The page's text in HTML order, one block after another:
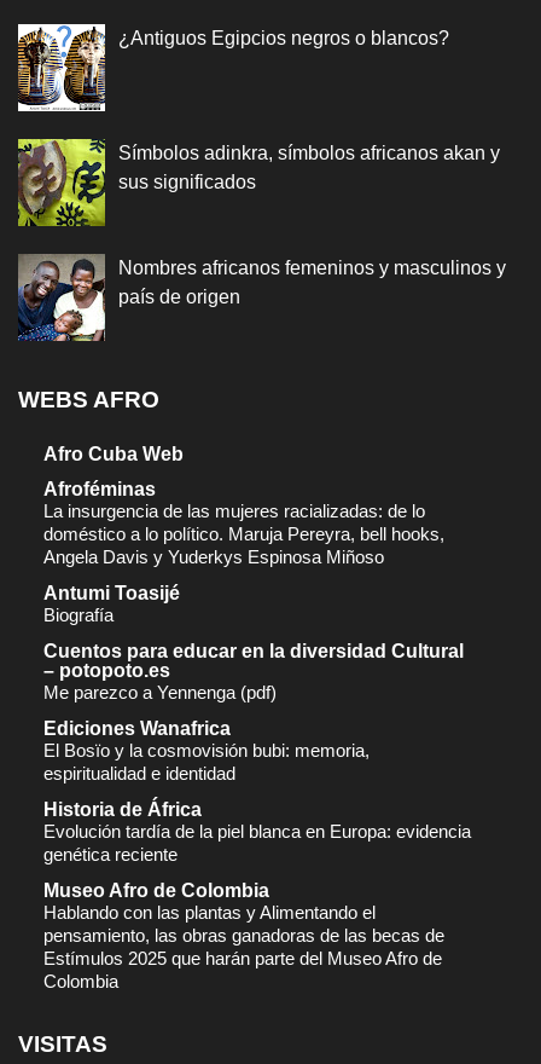
¿Antiguos Egipcios negros o blancos?
Símbolos adinkra, símbolos africanos akan y
sus significados
Nombres africanos femeninos y masculinos y
país de origen
WEBS AFRO
Afro Cuba Web
Afroféminas
La insurgencia de las mujeres racializadas: de lo
doméstico a lo político. Maruja Pereyra, bell hooks,
Angela Davis y Yuderkys Espinosa Miñoso
Antumi Toasijé
Biografía
Cuentos para educar en la diversidad Cultural
– potopoto.es
Me parezco a Yennenga (pdf)
Ediciones Wanafrica
El Bosïo y la cosmovisión bubi: memoria,
espiritualidad e identidad
Historia de África
Evolución tardía de la piel blanca en Europa: evidencia
genética reciente
Museo Afro de Colombia
Hablando con las plantas y Alimentando el
pensamiento, las obras ganadoras de las becas de
Estímulos 2025 que harán parte del Museo Afro de
Colombia
VISITAS